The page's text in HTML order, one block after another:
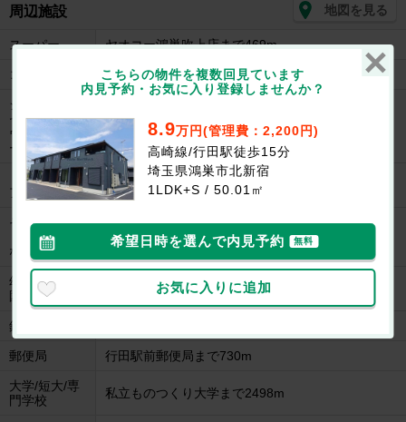
周辺施設 地図を見る
スーパー ヤオコー鴻巣吹上店まで469m
コンビニ ローソン鴻巣鎌塚北店まで772m
ショッピング
センター/ア
ウトレットモ
ール
ウニクス鴻巣まで411m
ドラッグスト
ア
スギドラッグ鴻巣店まで369m
その他飲食
（ファミレス
など）
タリーズコーヒーウニクス鴻巣店まで362m
幼稚園/保育
園
なのはな保育園まで249m
銀行
郵便局 行田駅前郵便局まで730m
大学/短大/専
門学校
私立ものつくり大学まで2498m
こちらの物件を複数回見ています
内見予約・お気に入り登録しませんか？
8.9万円(管理費：2,200円)
高崎線/行田駅徒歩15分
埼玉県鴻巣市北新宿
1LDK+S / 50.01㎡
希望日時を選んで内見予約 無料
お気に入りに追加